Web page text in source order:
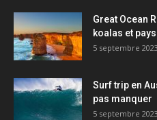
Great Ocean
koalas et
5 septembre 2023
Surf trip en
pas manquer
5 septembre 2023